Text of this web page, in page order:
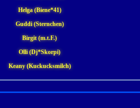
Helga (Biene*41)
Guddi (Sternchen)
Birgit (m.t.F.)
Olli (Dj*Skorpi)
Keany (Kuckucksmilch)